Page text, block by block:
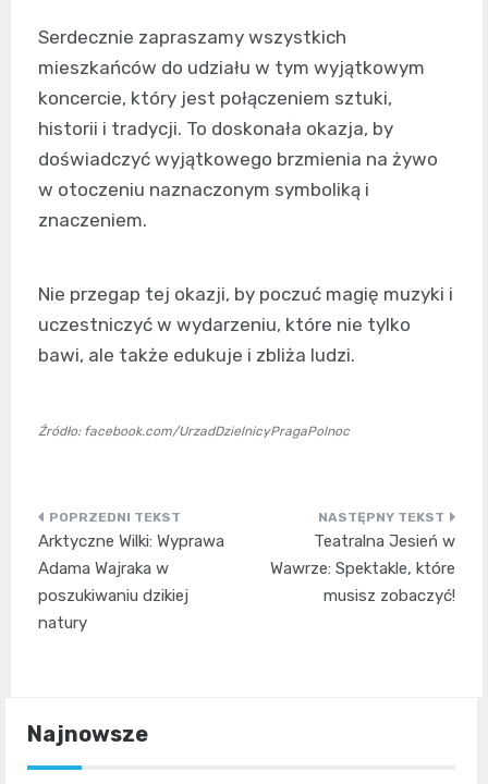
Serdecznie zapraszamy wszystkich
mieszkańców do udziału w tym wyjątkowym
koncercie, który jest połączeniem sztuki,
historii i tradycji. To doskonała okazja, by
doświadczyć wyjątkowego brzmienia na żywo
w otoczeniu naznaczonym symboliką i
znaczeniem.
Nie przegap tej okazji, by poczuć magię muzyki i
uczestniczyć w wydarzeniu, które nie tylko
bawi, ale także edukuje i zbliża ludzi.
Źródło: facebook.com/UrzadDzielnicyPragaPolnoc
Nawigacja
wpisu
Arktyczne Wilki: Wyprawa
Adama Wajraka w
poszukiwaniu dzikiej
natury
Teatralna Jesień w
Wawrze: Spektakle, które
musisz zobaczyć!
Najnowsze